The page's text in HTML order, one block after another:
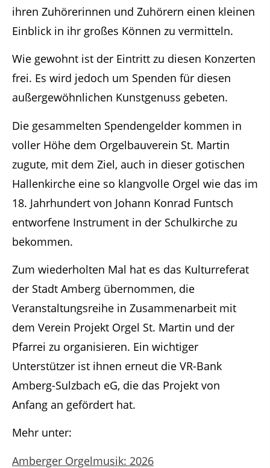
ihren Zuhörerinnen und Zuhörern einen kleinen
Einblick in ihr großes Können zu vermitteln.
Wie gewohnt ist der Eintritt zu diesen Konzerten
frei. Es wird jedoch um Spenden für diesen
außergewöhnlichen Kunstgenuss gebeten.
Die gesammelten Spendengelder kommen in
voller Höhe dem Orgelbauverein St. Martin
zugute, mit dem Ziel, auch in dieser gotischen
Hallenkirche eine so klangvolle Orgel wie das im
18. Jahrhundert von Johann Konrad Funtsch
entworfene Instrument in der Schulkirche zu
bekommen.
Zum wiederholten Mal hat es das Kulturreferat
der Stadt Amberg übernommen, die
Veranstaltungsreihe in Zusammenarbeit mit
dem Verein Projekt Orgel St. Martin und der
Pfarrei zu organisieren. Ein wichtiger
Unterstützer ist ihnen erneut die VR-Bank
Amberg-Sulzbach eG, die das Projekt von
Anfang an gefördert hat.
Mehr unter:
Amberger Orgelmusik: 2026